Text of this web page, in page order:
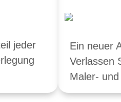
jeder
Ein neuer
Verlassen
Maler-